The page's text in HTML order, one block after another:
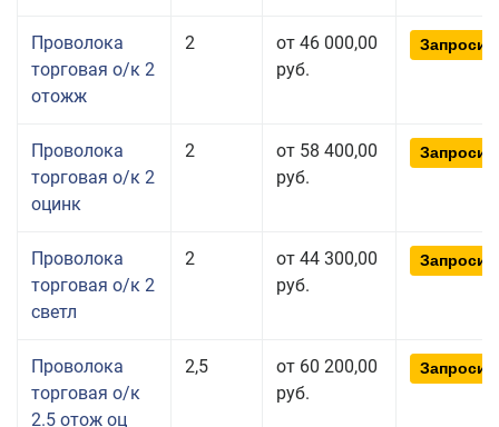
Проволока
торговая о/к 2
отожж
2
от 46 000,00
руб.
Проволока
торговая о/к 2
оцинк
2
от 58 400,00
руб.
Проволока
торговая о/к 2
светл
2
от 44 300,00
руб.
Проволока
торговая о/к
2.5 отож оц
2,5
от 60 200,00
руб.